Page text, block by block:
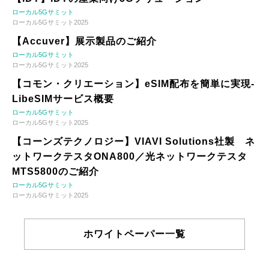
ローカル5Gサミット
ローカル5Gサミット2025
【Accuver】展示製品のご紹介
ローカル5Gサミット
ローカル5Gサミット2025
【コモン・クリエーション】eSIM配布を簡単に実現-
LibeSIMサービス概要
ローカル5Gサミット
ローカル5Gサミット2025
【コーンズテクノロジー】VIAVI Solutions社製 ネ
ットワークテスタONA800／光ネットワークテスタ
MTS5800のご紹介
ローカル5Gサミット
ローカル5Gサミット2025
ホワイトペーパー一覧